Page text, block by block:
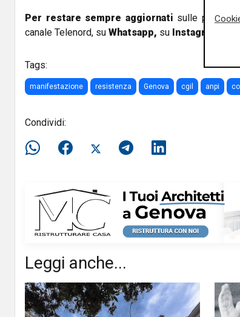
Per restare sempre aggiornati sulle
canale Telenord, su Whatsapp, su Instagram
Tags:
manifestazione resistenza Genova cgil anpi
Condividi:
Leggi anche...